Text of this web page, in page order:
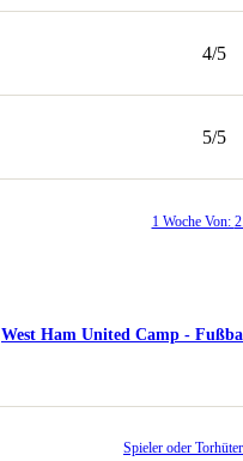
4/5
5/5
1 Woche Von:
West Ham United Camp -
Spieler oder